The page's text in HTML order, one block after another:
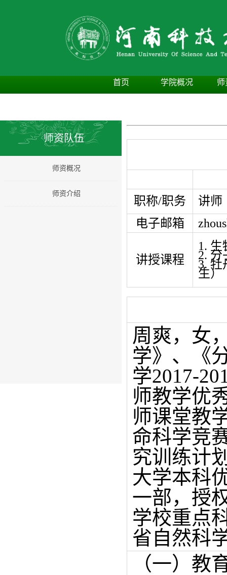
首页 学院概况 师
师资队伍
师资概况
师资介绍
职称/职务
讲师
电子邮箱
讲授课程
1.
2. 分
3. 牡
生）
周爽，女
学》、《
学2017-
师教学优
师课堂教
命科学竞
究训练计
大学本科
一部，授
学校重点
省自然科
（一）教